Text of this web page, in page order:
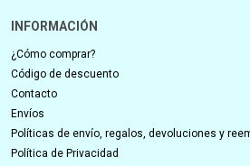
INFORMACIÓN
¿Cómo comprar?
Código de descuento
Contacto
Envíos
Políticas de envío, regalos, devoluciones y
Política de Privacidad